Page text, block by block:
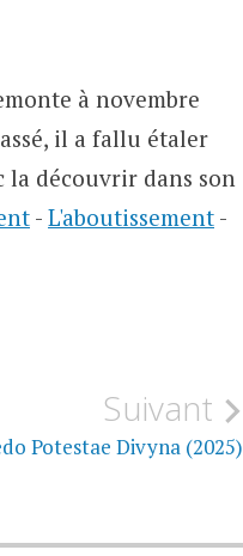
à novembre
il a fallu étaler
la découvrir dans son
- L'aboutissement -
Suivant
Potestae Divyna (2025)